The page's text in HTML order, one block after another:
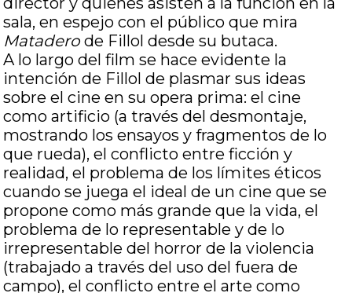
sala, en espejo con el público que mira
Mataderode Fillol desde su butaca.
A lo largo del film se hace evidente la
intención de Fillol de plasmar sus ideas
sobre el cine en su opera prima: el cine
como artificio (a través del desmontaje,
mostrando los ensayos y fragmentos de lo
que rueda), el conflicto entre ficción y
realidad, el problema de los límites éticos
cuando se juega el ideal de un cine que se
propone como más grande que la vida, el
problema de lo representable y de lo
irrepresentable del horror de la violencia
(trabajado a través del uso del fuera de
campo), el conflicto entre el arte como